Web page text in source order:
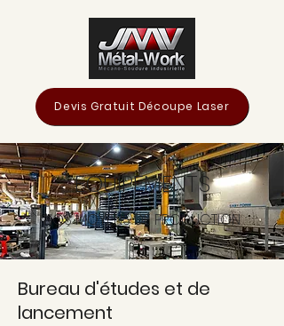
Devis Gratuit Découpe Laser
EQUIPEMENTS
NOS MOYENS DE PRODUCTION
Bureau d'études et de
lancement